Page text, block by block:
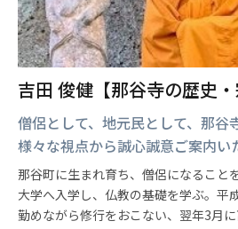
吉田 俊健【那谷寺の歴史・
僧侶として、地元民として、那谷
様々な視点から誠心誠意ご案内い
那谷町に生まれ育ち、僧侶になること
大学へ入学し、仏教の基礎を学ぶ。平
勤めながら修行をおこない、翌年3月